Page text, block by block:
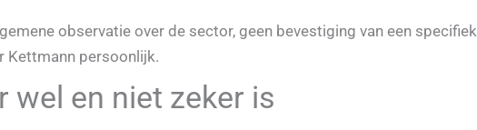
observatie over de sector, geen bevestiging van een specifiek
Kettmann persoonlijk.
wel en niet zeker is